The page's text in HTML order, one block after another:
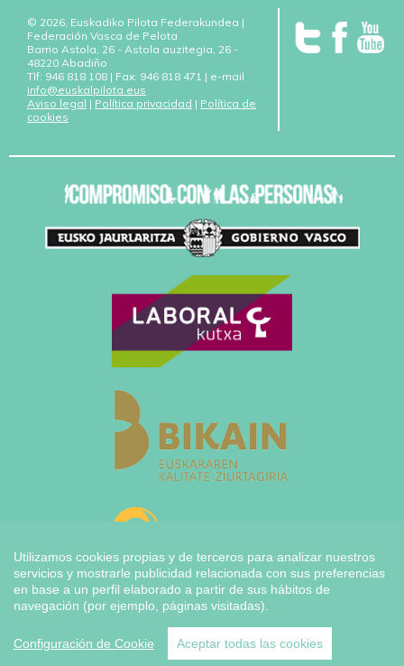
© 2026, Euskadiko Pilota Federakundea |
Federación Vasca de Pelota
Barrio Astola, 26 - Astola auzitegia, 26 -
48220 Abadiño
Tlf: 946 818 108 | Fax: 946 818 471 | e-mail
info@euskalpilota.eus
Aviso legal | Política privacidad | Política de
cookies
Utilizamos cookies propias y de terceros para analizar nuestros
servicios y mostrarle publicidad relacionada con sus preferencias
en base a un perfil elaborado a partir de sus hábitos de
navegación (por ejemplo, páginas visitadas).
Configuración de Cookie Aceptar todas las cookies